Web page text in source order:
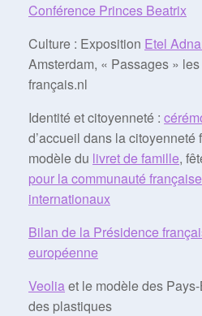
Conférence Princes Beatrix
Culture : Exposition Etel
Amsterdam, « Passages »
français.nl
Identité et citoyenneté :
d’accueil dans la citoyenneté
modèle du livret de famille,
pour la communauté française
internationaux
Bilan de la Présidence
européenne
Veoliaet le modèle des
des plastiques